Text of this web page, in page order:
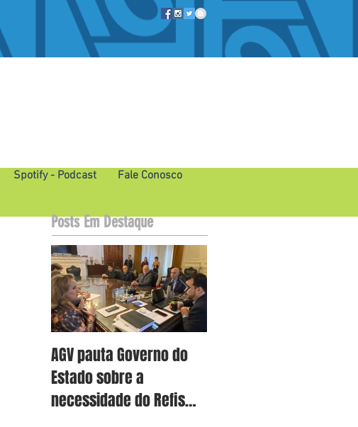
Spotify - Podcast Fale Conosco
Posts Em Destaque
AGV pauta Governo do
Estado sobre a
necessidade do Refis